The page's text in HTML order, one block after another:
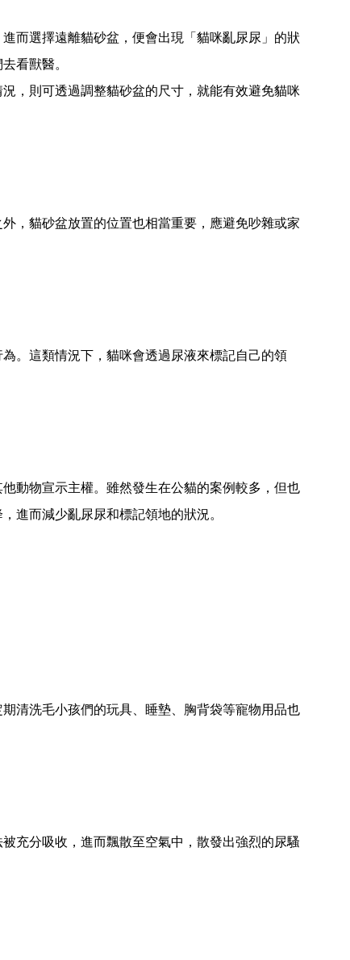
而選擇遠離貓砂盆，便會出現「貓咪亂尿尿」的狀
看獸醫。
，則可透過調整貓砂盆的尺寸，就能有效避免貓咪
，貓砂盆放置的位置也相當重要，應避免吵雜或家
。這類情況下，貓咪會透過尿液來標記自己的領
動物宣示主權。雖然發生在公貓的案例較多，但也
進而減少亂尿尿和標記領地的狀況。
清洗毛小孩們的玩具、睡墊、胸背袋等寵物用品也
充分吸收，進而飄散至空氣中，散發出強烈的尿騷